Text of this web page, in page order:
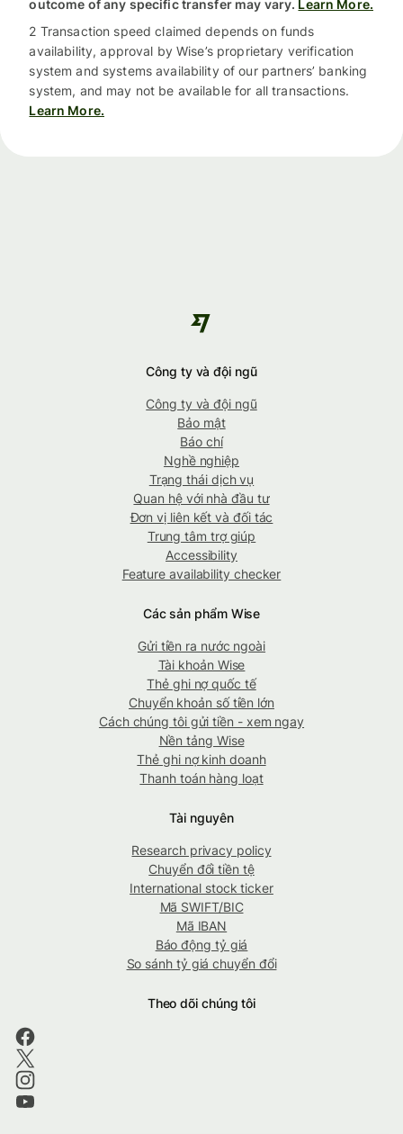
outcome of any specific transfer may vary. Learn More.
2 Transaction speed claimed depends on funds
availability, approval by Wise’s proprietary verification
system and systems availability of our partners’ banking
system, and may not be available for all transactions.
Learn More.
Công ty và đội ngũ
Công ty và đội ngũ
Bảo mật
Báo chí
Nghề nghiệp
Trạng thái dịch vụ
Quan hệ với nhà đầu tư
Đơn vị liên kết và đối tác
Trung tâm trợ giúp
Accessibility
Feature availability checker
Các sản phẩm Wise
Gửi tiền ra nước ngoài
Tài khoản Wise
Thẻ ghi nợ quốc tế
Chuyển khoản số tiền lớn
Cách chúng tôi gửi tiền - xem ngay
Nền tảng Wise
Thẻ ghi nợ kinh doanh
Thanh toán hàng loạt
Tài nguyên
Research privacy policy
Chuyển đổi tiền tệ
International stock ticker
Mã SWIFT/BIC
Mã IBAN
Báo động tỷ giá
So sánh tỷ giá chuyển đổi
Theo dõi chúng tôi